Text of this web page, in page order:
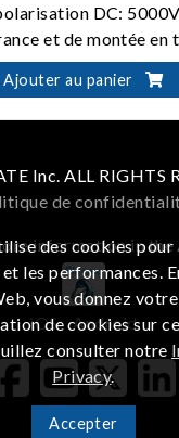
DC:
et de montée en
au courant du
fréquence)
personnalisé
Ajouter au panier
Inc. ALL RIGHTS
de
information in the
iOS Android
des cookies pour
les performances.
vous donnez
de cookies sur
consulter notre
Privacy.
Accepter